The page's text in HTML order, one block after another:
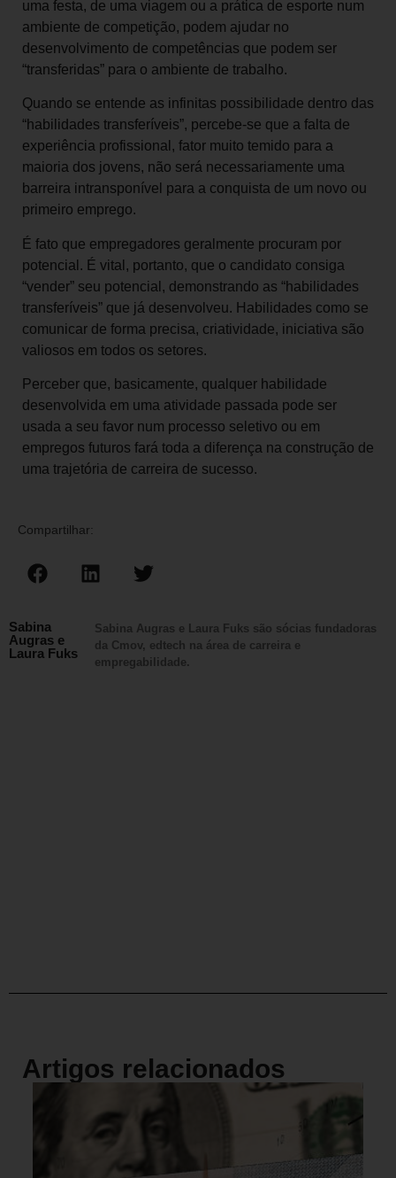
uma festa, de uma viagem ou a prática de esporte num
ambiente de competição, podem ajudar no
desenvolvimento de competências que podem ser
“transferidas” para o ambiente de trabalho.
Quando se entende as infinitas possibilidade dentro das
“habilidades transferíveis”, percebe-se que a falta de
experiência profissional, fator muito temido para a
maioria dos jovens, não será necessariamente uma
barreira intransponível para a conquista de um novo ou
primeiro emprego.
É fato que empregadores geralmente procuram por
potencial. É vital, portanto, que o candidato consiga
“vender” seu potencial, demonstrando as “habilidades
transferíveis” que já desenvolveu. Habilidades como se
comunicar de forma precisa, criatividade, iniciativa são
valiosos em todos os setores.
Perceber que, basicamente, qualquer habilidade
desenvolvida em uma atividade passada pode ser
usada a seu favor num processo seletivo ou em
empregos futuros fará toda a diferença na construção de
uma trajetória de carreira de sucesso.
Compartilhar:
Sabina
Augras e
Laura Fuks
Sabina Augras e Laura Fuks são sócias fundadoras
da Cmov, edtech na área de carreira e
empregabilidade.
Artigos relacionados